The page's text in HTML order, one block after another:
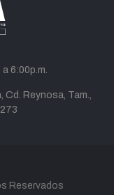
6:00p.m.
Reynosa, Tam.,
Reservados